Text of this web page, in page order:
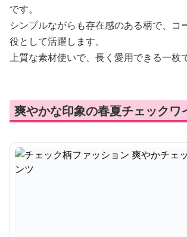
です。
シンプルながらも存在感のある柄で、コ
役として活躍します。
上質な素材使いで、長く愛用できる一枚
爽やかな印象の春夏チェックワ